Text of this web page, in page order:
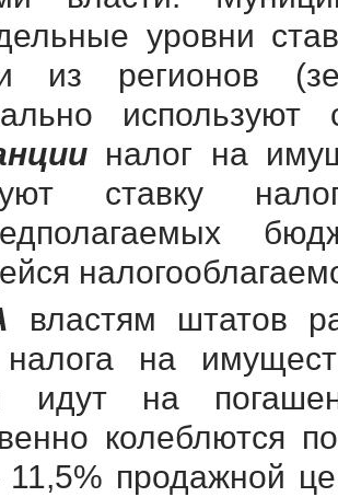
уровни
из регионов
используют
налог на
ставку
властям штатов
налога на
идут на
колеблются
продажной